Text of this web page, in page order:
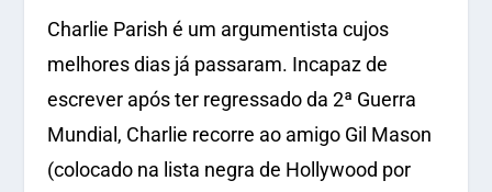
Charlie Parish é um argumentista cujos
melhores dias já passaram. Incapaz de
escrever após ter regressado da 2ª Guerra
Mundial, Charlie recorre ao amigo Gil Mason
(colocado na lista negra de Hollywood por